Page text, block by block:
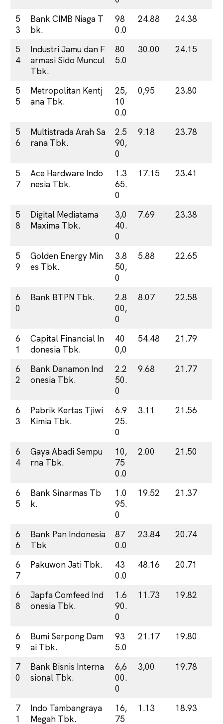
5
3
Bank CIMB Niaga T
bk.
98
0.0
24.88 24.38
5
4
Industri Jamu dan F
armasi Sido Muncul
Tbk.
80
5.0
30.00 24.15
5
5
Metropolitan Kentj
ana Tbk.
25,
10
0.0
0,95 23.80
5
6
Multistrada Arah Sa
rana Tbk.
2.5
90,
0
9.18 23.78
5
7
Ace Hardware Indo
nesia Tbk.
1.3
65.
0
17.15 23.41
5
8
Digital Mediatama
Maxima Tbk.
3,0
40.
0
7.69 23.38
5
9
Golden Energy Min
es Tbk.
3.8
50,
0
5.88 22.65
6
0
Bank BTPN Tbk.
2.8
00,
0
8.07 22.58
6
1
Capital Financial In
donesia Tbk.
40
0,0
54.48 21.79
6
2
Bank Danamon Ind
onesia Tbk.
2.2
50.
0
9.68 21.77
6
3
Pabrik Kertas Tjiwi
Kimia Tbk.
6.9
25.
0
3.11 21.56
6
4
Gaya Abadi Sempu
rna Tbk.
10,
75
0.0
2.00 21.50
6
5
Bank Sinarmas Tb
k.
1.0
95.
0
19.52 21.37
6
6
Bank Pan Indonesia
Tbk
87
0.0
23.84 20.74
6
7
Pakuwon Jati Tbk.
43
0.0
48.16 20.71
6
8
Japfa Comfeed Ind
onesia Tbk.
1.6
90.
0
11.73 19.82
6
9
Bumi Serpong Dam
ai Tbk.
93
5.0
21.17 19.80
7
0
Bank Bisnis Interna
sional Tbk.
6,6
00.
0
3,00 19.78
7
1
Indo Tambangraya
Megah Tbk.
16,
75
1.13 18.93